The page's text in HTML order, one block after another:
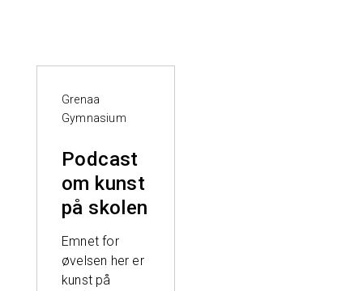
Grenaa
Gymnasium
Podcast
om kunst
på skolen
Emnet for
øvelsen her er
kunst på